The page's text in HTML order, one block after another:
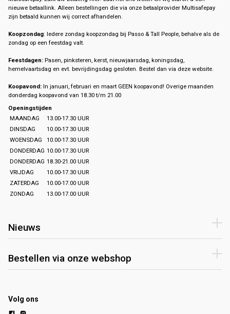
nieuwe betaallink. Alleen bestellingen die via onze betaalprovider Multisafepay
zijn betaald kunnen wij correct afhandelen.
Koopzondag: Iedere zondag koopzondag bij Passo & Tall People, behalve als de
zondag op een feestdag valt.
Feestdagen: Pasen, pinksteren, kerst, nieuwjaarsdag, koningsdag,
hemelvaartsdag en evt. bevrijdingsdag gesloten. Bestel dan via deze website.
Koopavond: In januari, februari en maart GEEN koopavond! Overige maanden
donderdag koopavond van 18.30 t/m 21.00
Openingstijden
MAANDAG
13.00-17.30 UUR
DINSDAG
10.00-17.30 UUR
WOENSDAG
10.00-17.30 UUR
DONDERDAG 10.00-17.30 UUR
DONDERDAG 18.30-21.00 UUR
VRIJDAG
10.00-17.30 UUR
ZATERDAG
10.00-17.00 UUR
ZONDAG
13.00-17.00 UUR
Nieuws
Bestellen via onze webshop
Volg ons